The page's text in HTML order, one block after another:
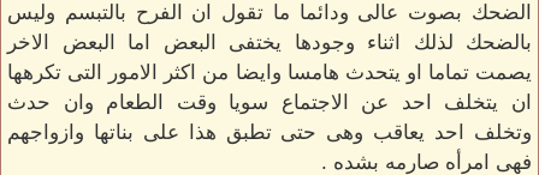
الضحك بصوت عالى ودائما ما تقول ان الفرح بالتبسم وليس
بالضحك لذلك اثناء وجودها يختفى البعض اما البعض الاخر
يصمت تماما او يتحدث هامسا وايضا من اكثر الامور التى تكرهها
ان يتخلف احد عن الاجتماع سويا وقت الطعام وان حدث
وتخلف احد يعاقب وهى حتى تطبق هذا على بناتها وازواجهم
فهى امرأه صارمه بشده .